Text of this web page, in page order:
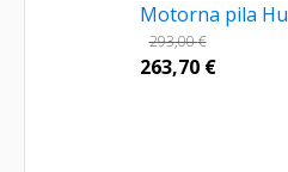
Motorna pila
293,00€
263,70 €